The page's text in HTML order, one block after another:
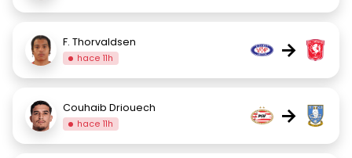
F. Thorvaldsen
hace 11h →
Couhaib Driouech
hace 11h →